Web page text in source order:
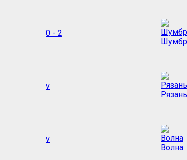
0 - 2
v
Рязань
v
Волна